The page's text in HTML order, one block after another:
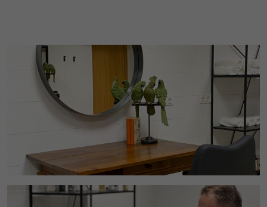
Zweck
um nach dem Besuch der Website entweder
auf Facebook oder auf einer digitalen
Plattform, die von Facebook-Werbung
unterstützt wird, Werbung anzuzeigen.
Name
Anbieter Facebook